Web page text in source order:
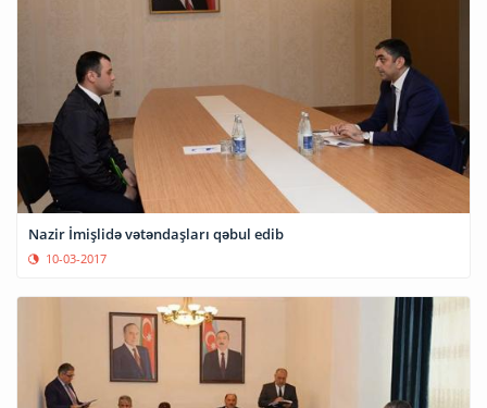
Nazir İmişlidə vətəndaşları qəbul edib
10-03-2017